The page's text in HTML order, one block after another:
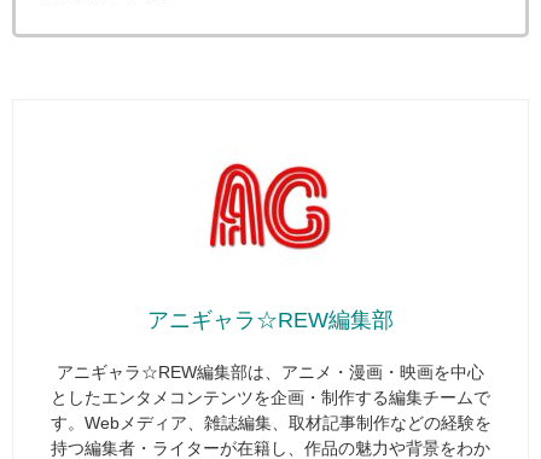
アニギャラ☆REW編集部
アニギャラ☆REW編集部は、アニメ・漫画・映画を中心
としたエンタメコンテンツを企画・制作する編集チームで
す。Webメディア、雑誌編集、取材記事制作などの経験を
持つ編集者・ライターが在籍し、作品の魅力や背景をわか